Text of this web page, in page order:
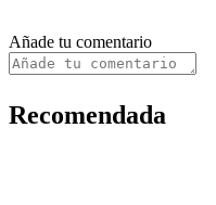
Añade tu comentario
Recomendada